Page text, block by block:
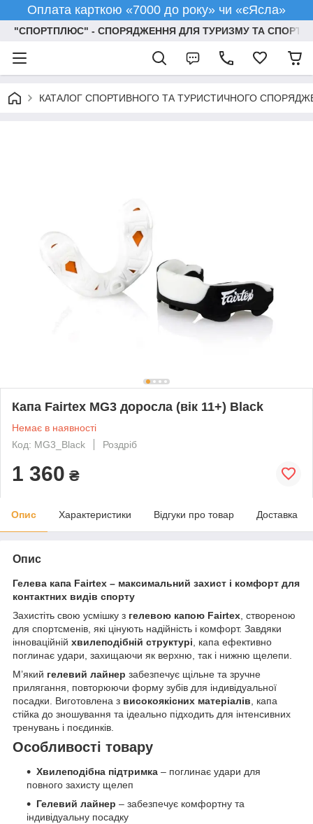
Оплата карткою «7000 до року» чи «єЯсла»
"СПОРТПЛЮС" - СПОРЯДЖЕННЯ ДЛЯ ТУРИЗМУ ТА СПОРТУ
КАТАЛОГ СПОРТИВНОГО ТА ТУРИСТИЧНОГО
Капа Fairtex MG3 доросла (вік 11+) Black
Немає в наявності
Код: MG3_Black
Роздріб
1 360 ₴
Опис Характеристики Відгуки про товар Доставка
Опис
Гелева капа Fairtex – максимальний захист і комфорт для
контактних видів спорту
Захистіть свою усмішку з гелевою капою Fairtex , створеною
для спортсменів, які цінують надійність і комфорт. Завдяки
інноваційній хвилеподібній структурі , капа ефективно
поглинає удари, захищаючи як верхню, так і нижню щелепи.
М’який гелевий лайнер забезпечує щільне та зручне
прилягання, повторюючи форму зубів для індивідуальної
посадки. Виготовлена з високоякісних матеріалів , капа
стійка до зношування та ідеально підходить для інтенсивних
тренувань і поєдинків.
Особливості товару
Хвилеподібна підтримка – поглинає удари для
повного захисту щелеп
Гелевий лайнер – забезпечує комфортну та
індивідуальну посадку